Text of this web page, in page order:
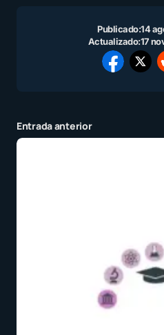
Publicado:14
Actualizado:17
Entrada anterior